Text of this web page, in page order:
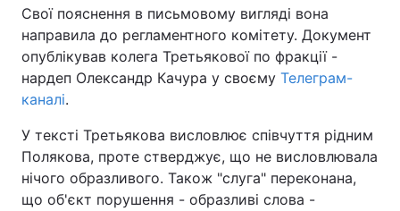
Техно і зв'язок Лайт
Зброя Інциденти
Цікавинки Погода
Регіони
Свої пояснення в письмовому вигляді вона
направила до регламентного комітету. Документ
опублікував колега Третьякової по фракції -
нардеп Олександр Качура у своєму Телеграм-
каналі.
У тексті Третьякова висловлює співчуття рідним
Полякова, проте стверджує, що не висловлювала
нічого образливого. Також "слуга" переконана,
що об'єкт порушення - образливі слова -